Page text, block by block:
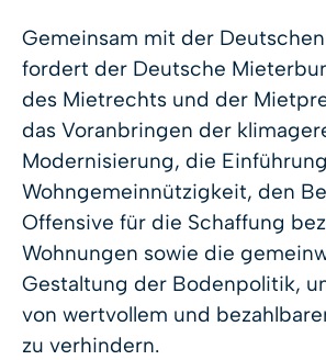
Gemeinsam mit der
fordert der Deutsche
des Mietrechts und der
das Voranbringen der
Modernisierung, die
Wohngemeinnützigkeit, den
Offensive für die Schaffung
Wohnungen sowie die
Gestaltung der Bodenpolitik,
von wertvollem und
zu verhindern.